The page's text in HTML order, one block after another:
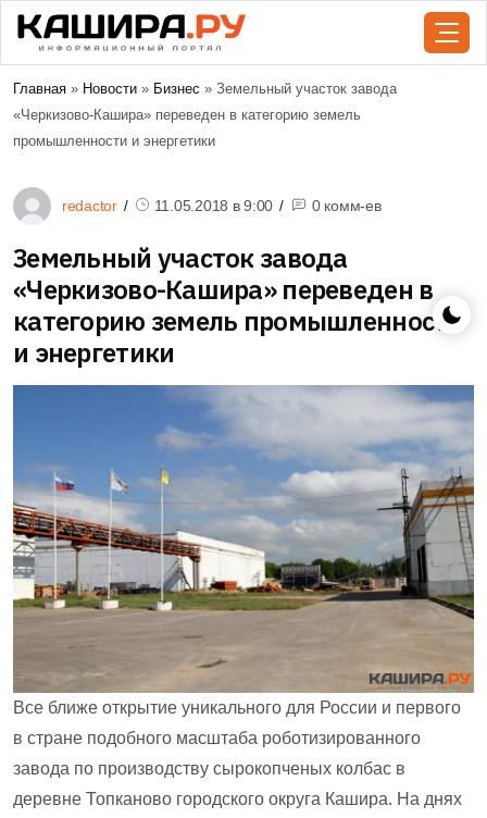
Главная » Новости » Бизнес » Земельный участок завода
«Черкизово-Кашира» переведен в категорию земель
промышленности и энергетики
redactor 11.05.2018 в9:00 0 комм-ев
Земельный участок завода
«Черкизово-Кашира» переведен в
категорию земель промышленности
и энергетики
Все ближе открытие уникального для России и первого
в стране подобного масштаба роботизированного
завода по производству сырокопченых колбас в
деревне Топканово городского округа Кашира. На днях